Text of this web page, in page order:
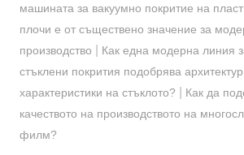
машината за вакуумно покритие на
плочи е от съществено значение за
производство
Как една модерна линия
стъклени покрития подобрява
характеристики на стъклото?
Как да
качеството на производството на
филм?